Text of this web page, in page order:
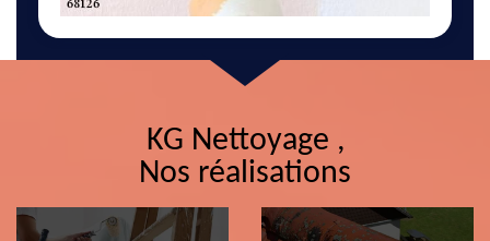
KG Nettoyage ,
Nos réalisations